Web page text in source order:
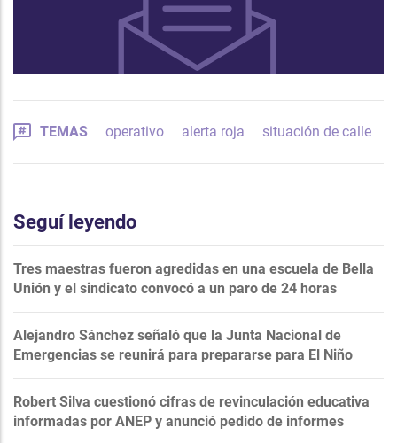
TEMAS operativo alerta roja situación de calle
Seguí leyendo
Tres maestras fueron agredidas en una escuela de Bella
Unión y el sindicato convocó a un paro de 24 horas
Alejandro Sánchez señaló que la Junta Nacional de
Emergencias se reunirá para prepararse para El Niño
Robert Silva cuestionó cifras de revinculación educativa
informadas por ANEP y anunció pedido de informes